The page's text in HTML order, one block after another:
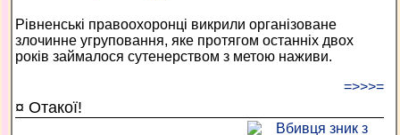
Рівненські правоохоронці викрили організоване
злочинне угруповання, яке протягом останніх двох
років займалося сутенерством з метою наживи.
=>>>=
¤ Отакої!